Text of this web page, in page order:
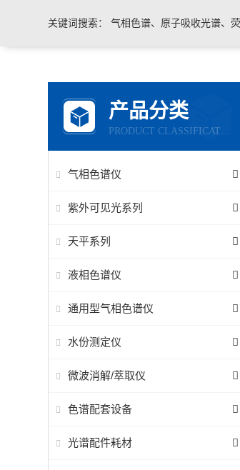
关键词搜索： 气相色谱、原子吸收光谱、荧光
产品分类
PRODUCT CLASSIFICATION
气相色谱仪
紫外可见光系列
天平系列
液相色谱仪
通用型气相色谱仪
水份测定仪
微波消解/萃取仪
色谱配套设备
光谱配件耗材